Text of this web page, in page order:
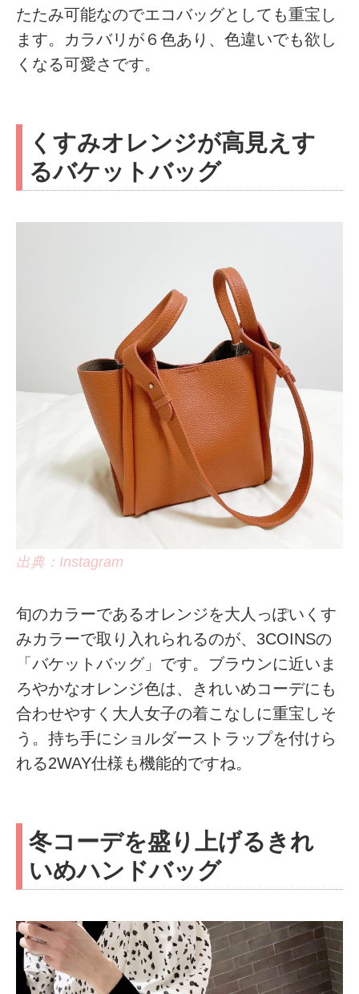
たたみ可能なのでエコバッグとしても重宝し
ます。カラバリが６色あり、色違いでも欲し
くなる可愛さです。
くすみオレンジが高見えす
るバケットバッグ
出典：Instagram
旬のカラーであるオレンジを大人っぽいくす
みカラーで取り入れられるのが、3COINSの
「バケットバッグ」です。ブラウンに近いま
ろやかなオレンジ色は、きれいめコーデにも
合わせやすく大人女子の着こなしに重宝しそ
う。持ち手にショルダーストラップを付けら
れる2WAY仕様も機能的ですね。
冬コーデを盛り上げるきれ
いめハンドバッグ